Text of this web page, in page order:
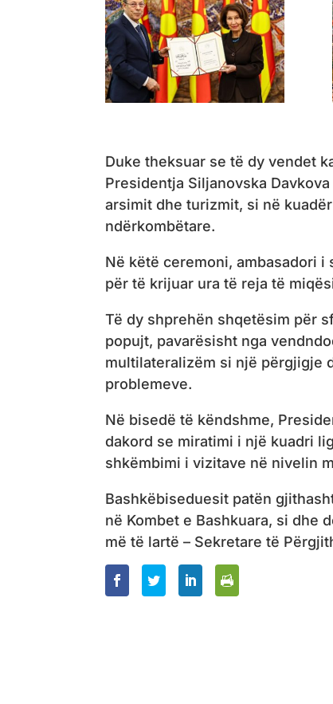
Duke theksuar se të dy vendet
Presidentja Siljanovska
arsimit dhe turizmit, si në
ndërkombëtare.
Në këtë ceremoni, ambasadori
për të krijuar ura të reja të
Të dy shprehën shqetësim për
popujt, pavarësisht nga
multilateralizëm si një përgjigje
problemeve.
Në bisedë të këndshme,
dakord se miratimi i një kuadri
shkëmbimi i vizitave në nivelin
Bashkëbiseduesit patën
në Kombet e Bashkuara, si dhe
më të lartë – Sekretare të